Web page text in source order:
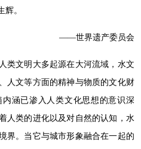
生辉。
——世界遗产委员会
类文明大多起源在大河流域，水文
人文等方面的精神与物质的文化财
涵已渗入人类文化思想的意识深
人类的进化以及对自然的认知，水
界。当它与城市形象融合在一起的